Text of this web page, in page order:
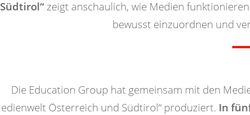
Südtirol“zeigt anschaulich, wie Medien
bewusst einzuordnen und
Die Education Group hat gemeinsam mit den
Österreich und Südtirol“ produziert. In